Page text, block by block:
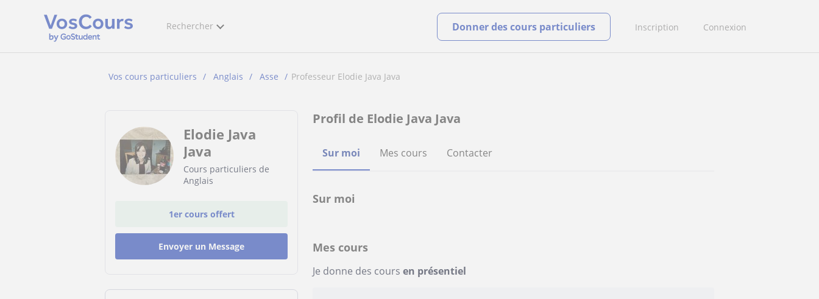
Rechercher Inscription Connexion
Donner des cours particuliers
Vos cours particuliers Anglais Asse Professeur Elodie Java Java
Elodie Java
Java
Cours particuliers de
Anglais
1er cours offert
Envoyer un Message
Profil de Elodie Java Java
Sur moi Mes cours Contacter
Sur moi
Mes cours
Je donne des coursen présentiel